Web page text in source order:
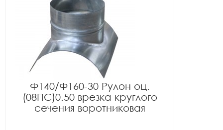
Ф140/Ф160-30 Рулон оц.
(08ПС)0.50 врезка круглого
сечения воротниковая